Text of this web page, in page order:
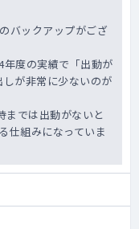
療機関との連携を行う。
バックアップがござ
度の実績で「出動が
が非常に少ないのが
では出動がないと
仕組みになっていま